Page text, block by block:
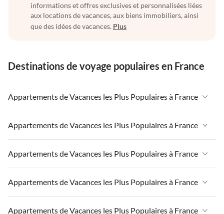
informations et offres exclusives et personnalisées liées
aux locations de vacances, aux biens immobiliers, ainsi
que des idées de vacances. Plus
Destinations de voyage populaires en France
Appartements de Vacances les Plus Populaires à France
Appartements de Vacances à France
Appartements de Vacances à Paris-Ile de France
Appartements de Vacances à Paris
Appartements de Vacances à Côte atlantique
Appartements de Vacances les Plus Populaires à France
Appartements de Vacances à France
Appartements de Vacances à Paris-Ile de France
Appartements de Vacances à Paris
Appartements de Vacances les Plus Populaires à France
Appartements de Vacances à France
Appartements de Vacances à Paris-Ile de France
Appartements de Vacances les Plus Populaires à France
Appartements de Vacances à France
Appartements de Vacances les Plus Populaires à France